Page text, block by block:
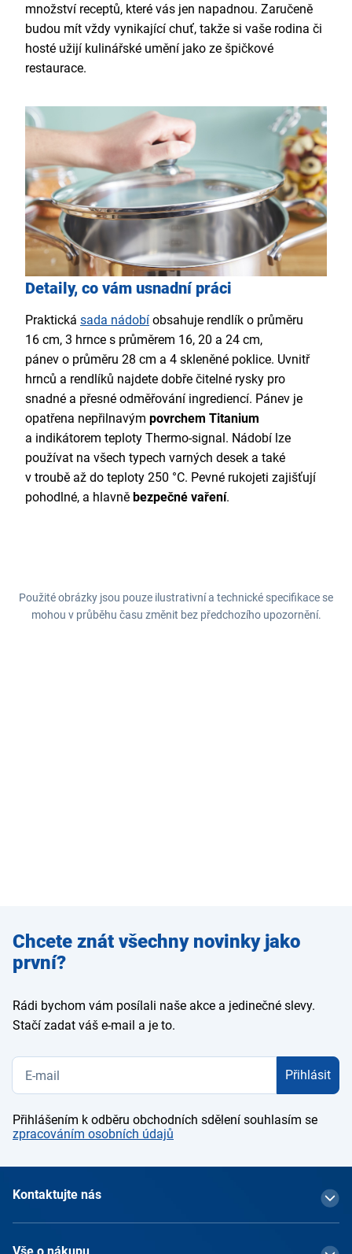
množství receptů, které vás jen napadnou. Zaručeně
budou mít vždy vynikající chuť, takže si vaše rodina či
hosté užijí kulinářské umění jako ze špičkové
restaurace.
Detaily, co vám usnadní práci
Praktická sada nádobí obsahuje rendlík o průměru
16 cm, 3 hrnce s průměrem 16, 20 a 24 cm,
pánev o průměru 28 cm a 4 skleněné poklice. Uvnitř
hrnců a rendlíků najdete dobře čitelné rysky pro
snadné a přesné odměřování ingrediencí. Pánev je
opatřena nepřilnavým povrchem Titanium
a indikátorem teploty Thermo-signal. Nádobí lze
používat na všech typech varných desek a také
v troubě až do teploty 250 °C. Pevné rukojeti zajišťují
pohodlné, a hlavně bezpečné vaření.
Použité obrázky jsou pouze ilustrativní a technické specifikace se
mohou v průběhu času změnit bez předchozího upozornění.
Zadejte
e-mail
Chcete znát všechny novinky jako
první?
Rádi bychom vám posílali naše akce a jedinečné slevy.
Stačí zadat váš e-mail a je to.
Přihlásit
Přihlášením k odběru obchodních sdělení souhlasím se
zpracováním osobních údajů
Kontaktujte nás
Vše o nákupu